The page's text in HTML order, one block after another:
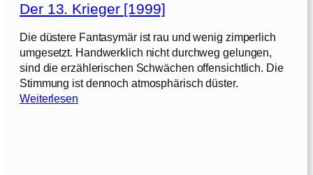
Der 13. Krieger [1999]
Die düstere Fantasymär ist rau und wenig zimperlich
umgesetzt. Handwerklich nicht durchweg gelungen,
sind die erzählerischen Schwächen offensichtlich. Die
Stimmung ist dennoch atmosphärisch düster.
Weiterlesen: